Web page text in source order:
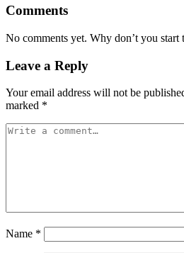
Comments
No comments yet. Why don’t you start
Leave a Reply
Your email address will not be
marked *
Name *